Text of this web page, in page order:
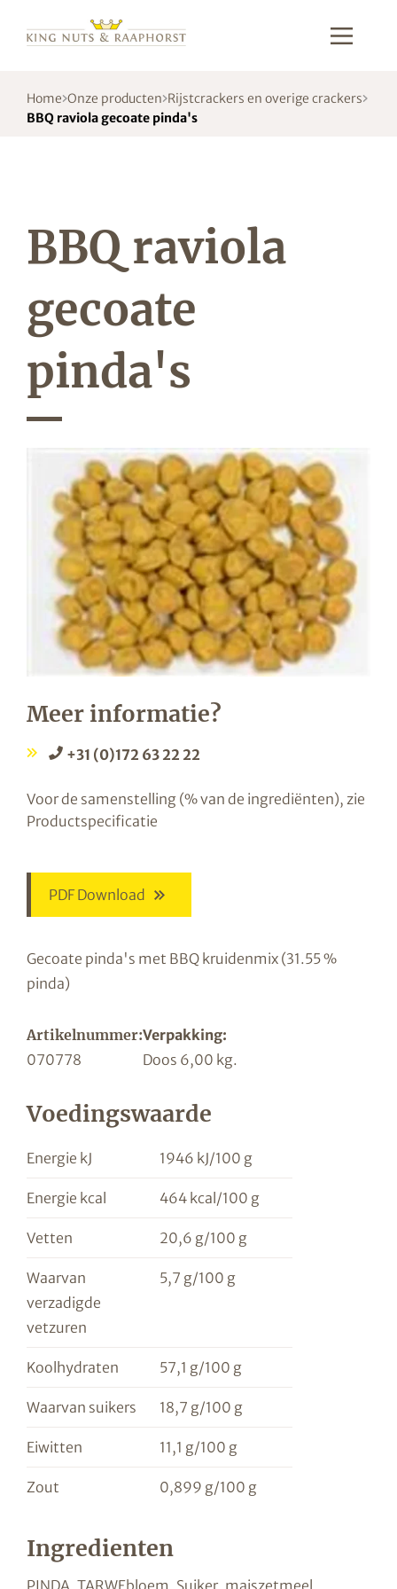
Home Onze producten Rijstcrackers en overige crackers
BBQ raviola gecoate pinda's
BBQ raviola
gecoate
pinda's
Meer informatie?
+31 (0)172 63 22 22
Voor de samenstelling (% van de ingrediënten), zie
Productspecificatie
PDF Download
Gecoate pinda's met BBQ kruidenmix (31.55 %
pinda)
Artikelnummer:Verpakking:
070778
Doos 6,00 kg.
Voedingswaarde
Energie kJ 1946 kJ/100 g
Energie kcal 464 kcal/100 g
Vetten 20,6 g/100 g
Waarvan
verzadigde
vetzuren
5,7 g/100 g
Koolhydraten 57,1 g/100 g
Waarvan suikers 18,7 g/100 g
Eiwitten 11,1 g/100 g
Zout 0,899 g/100 g
Ingredienten